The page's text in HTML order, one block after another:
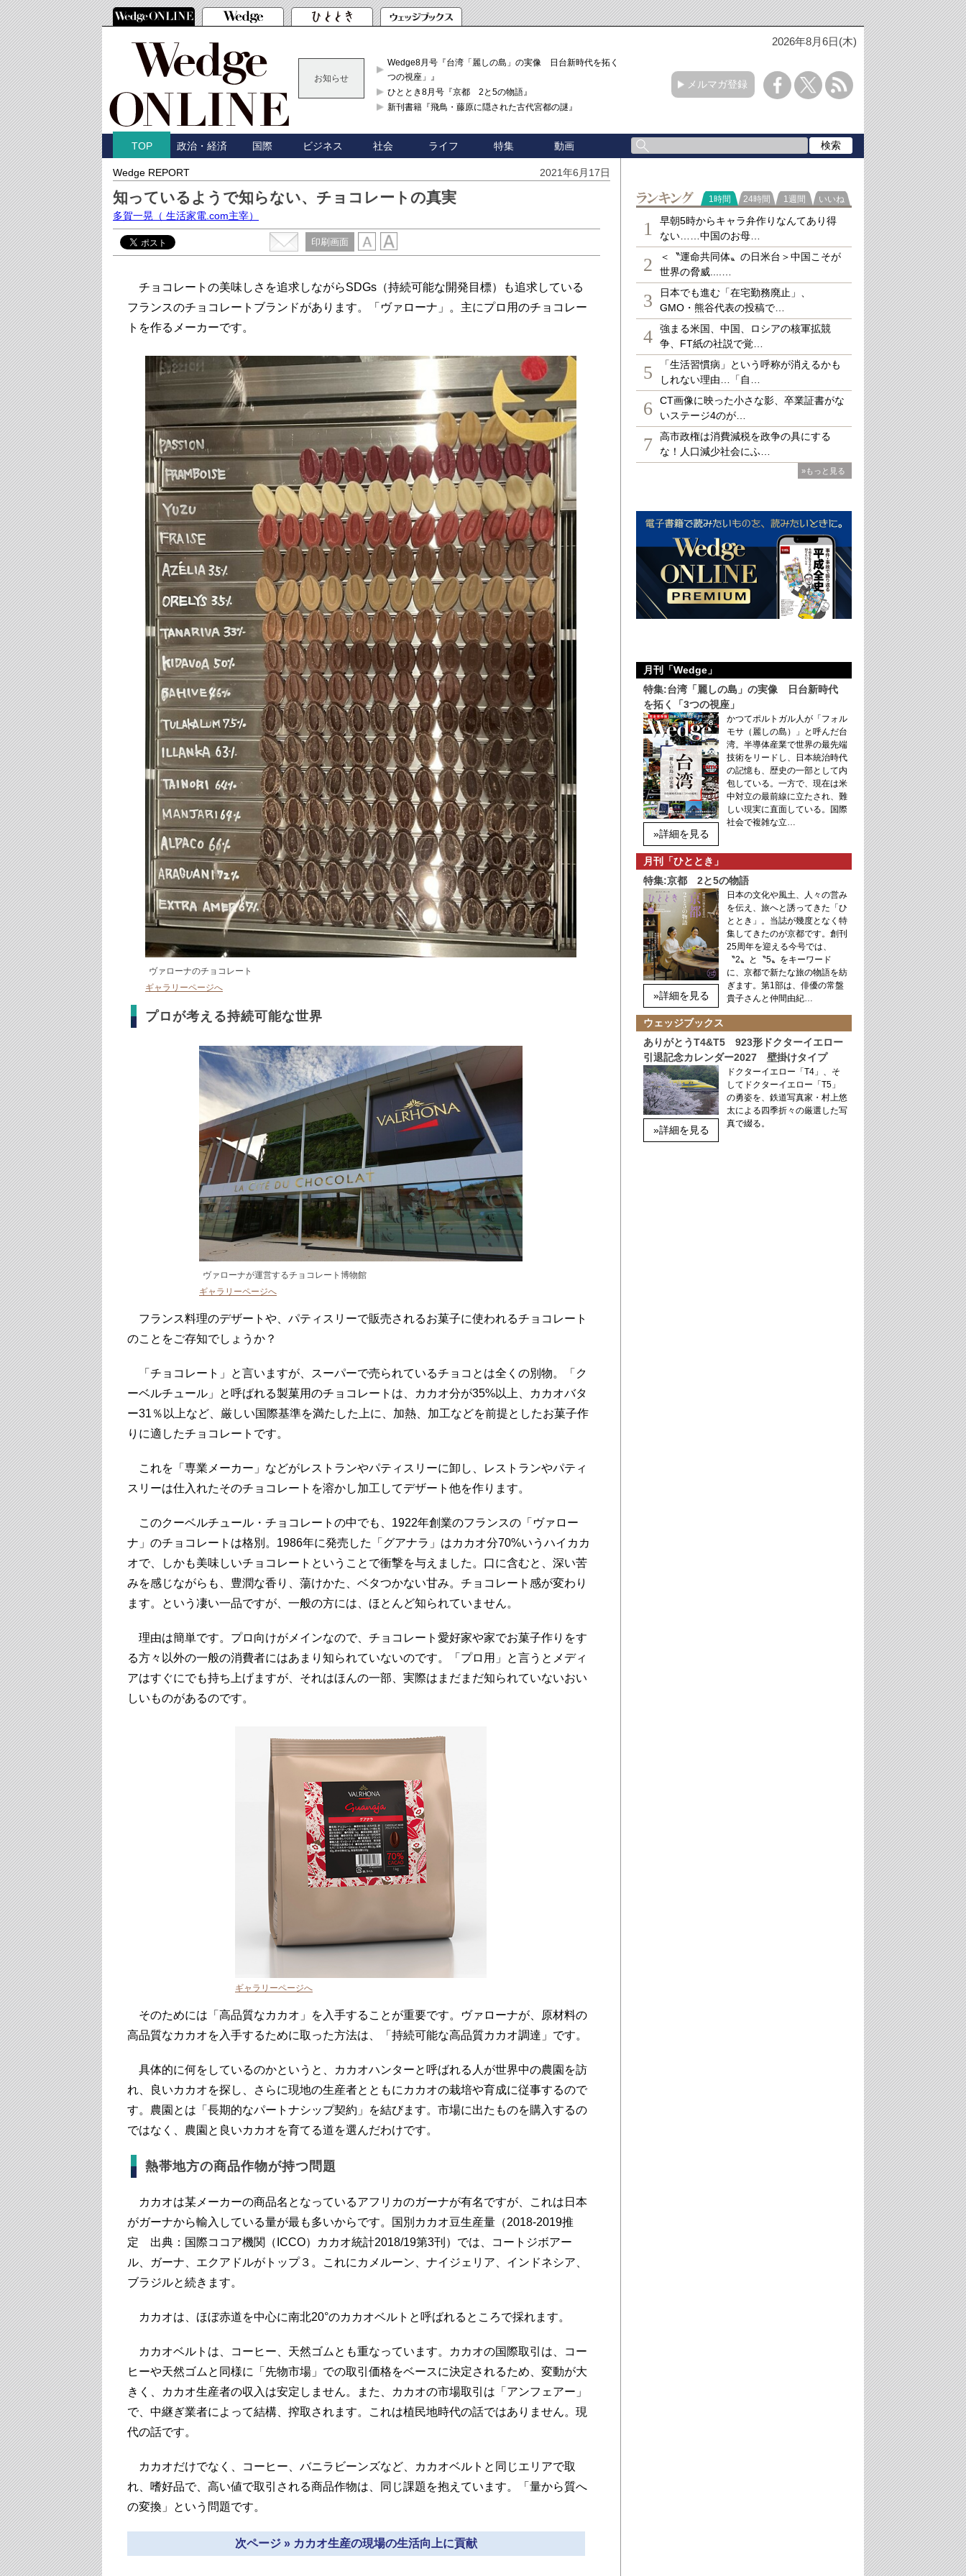
2026年8月6日(木)
お知らせ
Wedge8月号『台湾「麗しの島」の実像 日台新時代を拓く「3
つの視座」』
ひととき8月号『京都 2と5の物語』
新刊書籍『飛鳥・藤原に隠された古代宮都の謎』
メルマガ登録
TOP 政治・経済 国際 ビジネス 社会 ライフ 特集 動画
Wedge REPORT 2021年6月17日
知っているようで知らない、チョコレートの真実
多賀一晃 （ 生活家電.com主宰）
印刷画面
チョコレートの美味しさを追求しながらSDGs（持続可能な開発目標）も追求している
フランスのチョコレートブランドがあります。「ヴァローナ」。主にプロ用のチョコレー
トを作るメーカーです。
ヴァローナのチョコレート
ギャラリーページへ
プロが考える持続可能な世界
ヴァローナが運営するチョコレート博物館
ギャラリーページへ
フランス料理のデザートや、パティスリーで販売されるお菓子に使われるチョコレート
のことをご存知でしょうか？
「チョコレート」と言いますが、スーパーで売られているチョコとは全くの別物。「ク
ーベルチュール」と呼ばれる製菓用のチョコレートは、カカオ分が35%以上、カカオバタ
ー31％以上など、厳しい国際基準を満たした上に、加熱、加工などを前提としたお菓子作
りに適したチョコレートです。
これを「専業メーカー」などがレストランやパティスリーに卸し、レストランやパティ
スリーは仕入れたそのチョコレートを溶かし加工してデザート他を作ります。
このクーベルチュール・チョコレートの中でも、1922年創業のフランスの「ヴァロー
ナ」のチョコレートは格別。1986年に発売した「グアナラ」はカカオ分70%いうハイカカ
オで、しかも美味しいチョコレートということで衝撃を与えました。口に含むと、深い苦
みを感じながらも、豊潤な香り、蕩けかた、ベタつかない甘み。チョコレート感が変わり
ます。という凄い一品ですが、一般の方には、ほとんど知られていません。
理由は簡単です。プロ向けがメインなので、チョコレート愛好家や家でお菓子作りをす
る方々以外の一般の消費者にはあまり知られていないのです。「プロ用」と言うとメディ
アはすぐにでも持ち上げますが、それはほんの一部、実際はまだまだ知られていないおい
しいものがあるのです。
ギャラリーページへ
そのためには「高品質なカカオ」を入手することが重要です。ヴァローナが、原材料の
高品質なカカオを入手するために取った方法は、「持続可能な高品質カカオ調達」です。
具体的に何をしているのかというと、カカオハンターと呼ばれる人が世界中の農園を訪
れ、良いカカオを探し、さらに現地の生産者とともにカカオの栽培や育成に従事するので
す。農園とは「長期的なパートナシップ契約」を結びます。市場に出たものを購入するの
ではなく、農園と良いカカオを育てる道を選んだわけです。
熱帯地方の商品作物が持つ問題
カカオは某メーカーの商品名となっているアフリカのガーナが有名ですが、これは日本
がガーナから輸入している量が最も多いからです。国別カカオ豆生産量（2018-2019推
定 出典：国際ココア機関（ICCO）カカオ統計2018/19第3刊）では、コートジボアー
ル、ガーナ、エクアドルがトップ３。これにカメルーン、ナイジェリア、インドネシア、
ブラジルと続きます。
カカオは、ほぼ赤道を中心に南北20°のカカオベルトと呼ばれるところで採れます。
カカオベルトは、コーヒー、天然ゴムとも重なっています。カカオの国際取引は、コー
ヒーや天然ゴムと同様に「先物市場」での取引価格をベースに決定されるため、変動が大
きく、カカオ生産者の収入は安定しません。また、カカオの市場取引は「アンフェアー」
で、中継ぎ業者によって結構、搾取されます。これは植民地時代の話ではありません。現
代の話です。
カカオだけでなく、コーヒー、バニラビーンズなど、カカオベルトと同じエリアで取
れ、嗜好品で、高い値で取引される商品作物は、同じ課題を抱えています。「量から質へ
の変換」という問題です。
次ページ » カカオ生産の現場の生活向上に貢献
ランキング
1時間 24時間 1週間 いいね
1
早朝5時からキャラ弁作りなんてあり得
ない……中国のお母…
2
＜〝運命共同体〟の日米台＞中国こそが
世界の脅威....…
3
日本でも進む「在宅勤務廃止」、
GMO・熊谷代表の投稿で…
4
強まる米国、中国、ロシアの核軍拡競
争、FT紙の社説で覚…
5
「生活習慣病」という呼称が消えるかも
しれない理由…「自…
6
CT画像に映った小さな影、卒業証書がな
いステージ4のが…
7
高市政権は消費減税を政争の具にする
な！人口減少社会にふ…
»もっと見る
月刊「Wedge」
特集:台湾「麗しの島」の実像 日台新時代
を拓く「3つの視座」
»詳細を見る
かつてポルトガル人が「フォル
モサ（麗しの島）」と呼んだ台
湾。半導体産業で世界の最先端
技術をリードし、日本統治時代
の記憶も、歴史の一部として内
包している。一方で、現在は米
中対立の最前線に立たされ、難
しい現実に直面している。国際
社会で複雑な立…
月刊「ひととき」
特集:京都 2と5の物語
»詳細を見る
日本の文化や風土、人々の営み
を伝え、旅へと誘ってきた「ひ
ととき」。当誌が幾度となく特
集してきたのが京都です。創刊
25周年を迎える今号では、
〝2〟と〝5〟をキーワード
に、京都で新たな旅の物語を紡
ぎます。第1部は、俳優の常盤
貴子さんと仲間由紀…
ウェッジブックス
ありがとうT4&T5 923形ドクターイエロー
引退記念カレンダー2027 壁掛けタイプ
»詳細を見る
ドクターイエロー「T4」、そ
してドクターイエロー「T5」
の勇姿を、鉄道写真家・村上悠
太による四季折々の厳選した写
真で綴る。